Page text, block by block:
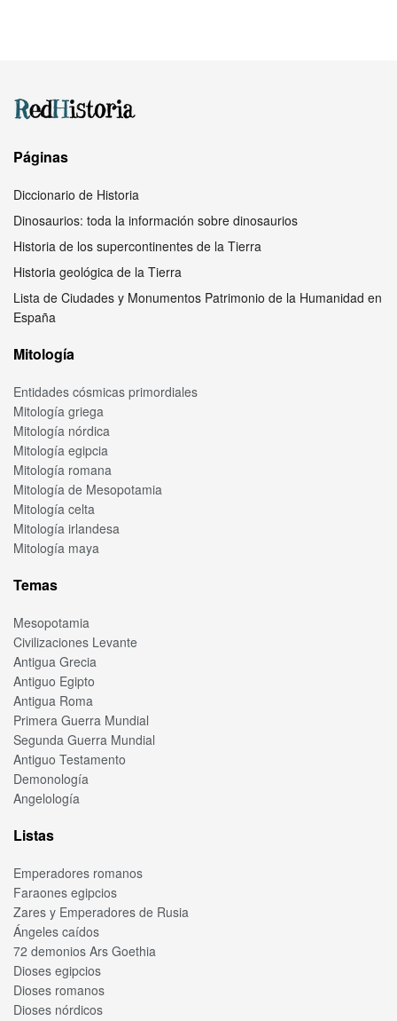
Páginas
Diccionario de Historia
Dinosaurios: toda la información sobre dinosaurios
Historia de los supercontinentes de la Tierra
Historia geológica de la Tierra
Lista de Ciudades y Monumentos Patrimonio de la Humanidad en
España
Mitología
Entidades cósmicas primordiales
Mitología griega
Mitología nórdica
Mitología egipcia
Mitología romana
Mitología de Mesopotamia
Mitología celta
Mitología irlandesa
Mitología maya
Temas
Mesopotamia
Civilizaciones Levante
Antigua Grecia
Antiguo Egipto
Antigua Roma
Primera Guerra Mundial
Segunda Guerra Mundial
Antiguo Testamento
Demonología
Angelología
Listas
Emperadores romanos
Faraones egipcios
Zares y Emperadores de Rusia
Ángeles caídos
72 demonios Ars Goethia
Dioses egipcios
Dioses romanos
Dioses nórdicos